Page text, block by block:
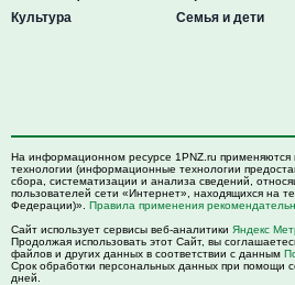
Культура
Семья и дети
На информационном ресурсе 1PNZ.ru
технологии (информационные технологии
сбора, систематизации и анализа сведений,
пользователей сети «Интернет», находящихся на
Федерации)». Правила применения
Сайт использует сервисы веб-аналитики Яндекс
Продолжая использовать этот Сайт, вы
файлов и других данных в соответствии с данным
Срок обработки персональных данных при помощи
дней.